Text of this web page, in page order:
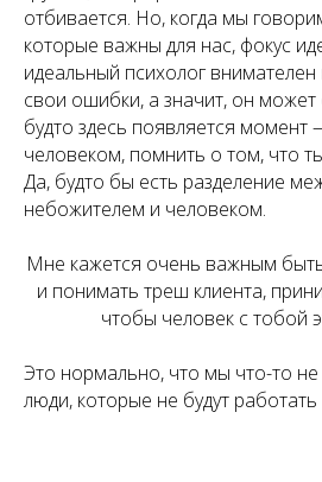
отбивается. Но, когда мы
которые важны для нас, фокус
идеальный психолог внимателен
свои ошибки, а значит, он
будто здесь появляется
человеком, помнить о том, что
Да, будто бы есть разделение
небожителем и человеком.
Мне кажется очень важным
и понимать треш клиента,
чтобы человек с тобой
Это нормально, что мы что-то
люди, которые не будут